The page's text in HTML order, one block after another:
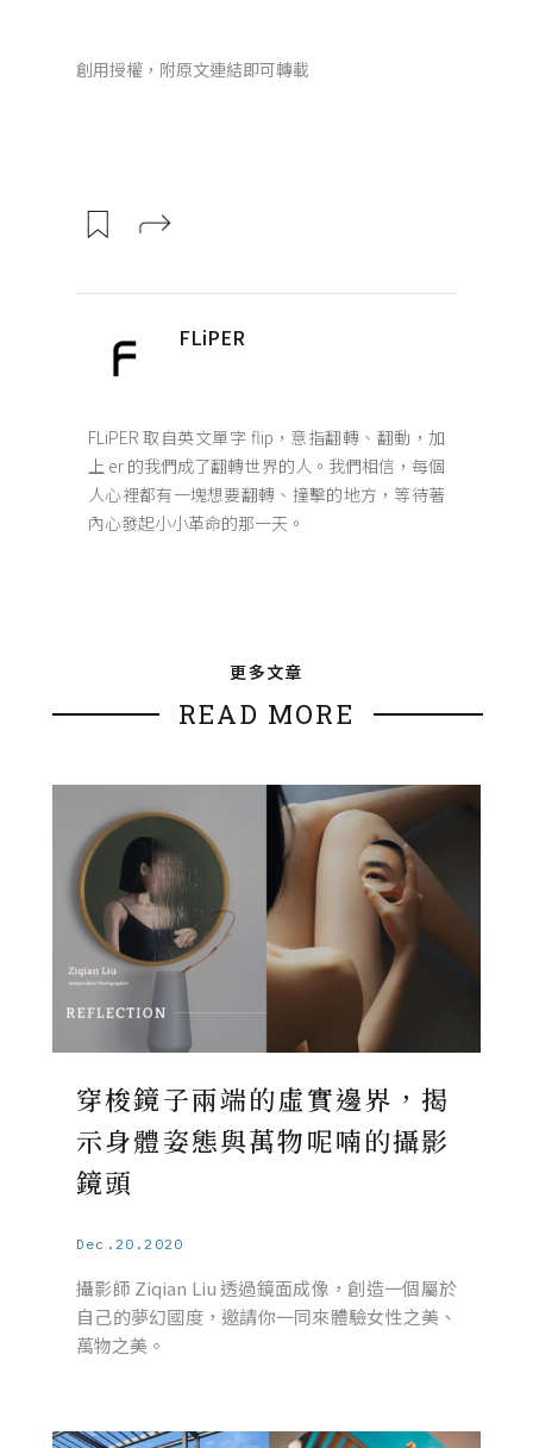
創用授權，附原文連結即可轉載
FLiPER
FLiPER 取自英文單字 flip，意指翻轉、翻動，加
上 er 的我們成了翻轉世界的人。我們相信，每個
人心裡都有一塊想要翻轉、撞擊的地方，等待著
內心發起小小革命的那一天。
更多文章
READ MORE
穿梭鏡子兩端的虛實邊界，揭
示身體姿態與萬物呢喃的攝影
鏡頭
Dec.20.2020
攝影師 Ziqian Liu 透過鏡面成像，創造一個屬於
自己的夢幻國度，邀請你一同來體驗女性之美、
萬物之美。